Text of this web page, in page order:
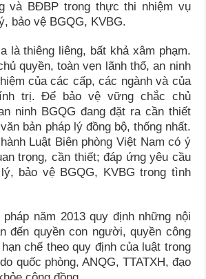
và BĐBP trong thực thi nhiệm vụ
bảo vệ BGQG, KVBG.
là thiêng liêng, bất khả xâm phạm.
quyền, toàn vẹn lãnh thổ, an ninh
của các cấp, các ngành và của
trị. Để bảo vệ vững chắc chủ
ninh BGQG đang đặt ra cần thiết
bản pháp lý đồng bộ, thống nhất.
Luật Biên phòng Việt Nam có ý
trọng, cần thiết; đáp ứng yêu cầu
bảo vệ BGQG, KVBG trong tình
năm 2013 quy định những nội
đến quyền con người, quyền công
chế theo quy định của luật trong
quốc phòng, ANQG, TTATXH, đạo